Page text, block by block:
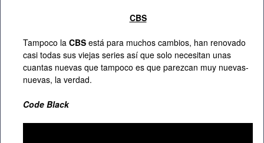
CBS
Tampoco la CBS está para muchos cambios, han renovado
casi todas sus viejas series así que solo necesitan unas
cuantas nuevas que tampoco es que parezcan muy nuevas-
nuevas, la verdad.
Code Black